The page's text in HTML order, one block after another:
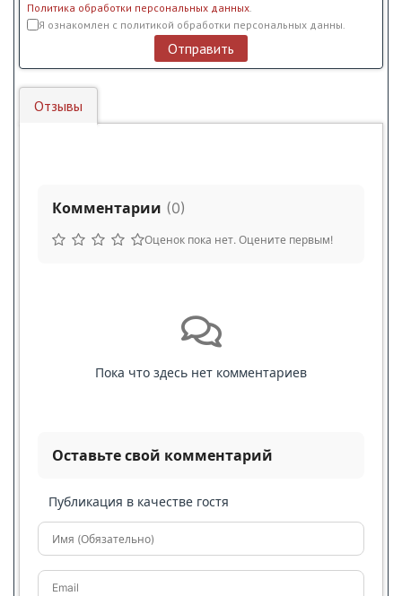
Политика обработки персональных данных.
Условия обслуживания*
Я ознакомлен с политикой обработки персональных данны.
Отправить
Отзывы
Комментарии (0)
Оценок пока нет. Оцените первым!
Пока что здесь нет комментариев
Оставьте свой комментарий
Публикация в качестве гостя
Имя (Обязательно)
Email